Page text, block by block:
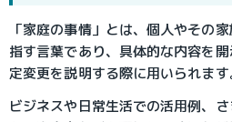
「家庭の事情」とは、個人やその
指す言葉であり、具体的な内容を
定変更を説明する際に用いられます
ビジネスや日常生活での活用例、